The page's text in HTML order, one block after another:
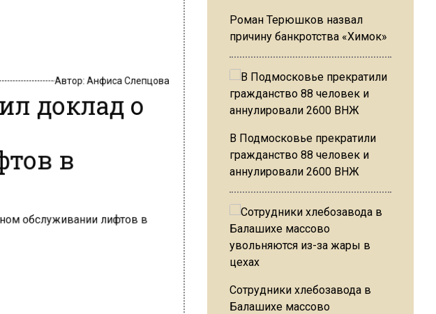
доклад о
в
Роман Терюшков назвал
причину банкротства «Химок»
В Подмосковье прекратили
гражданство 88 человек и
аннулировали 2600 ВНЖ
Сотрудники хлебозавода в
Балашихе массово